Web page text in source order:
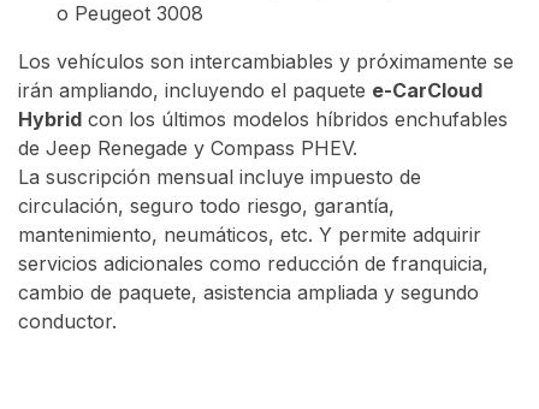
o Peugeot 3008
Los vehículos son intercambiables y próximamente se
irán ampliando, incluyendo el paquete e-CarCloud
Hybrid con los últimos modelos híbridos enchufables
de Jeep Renegade y Compass PHEV.
La suscripción mensual incluye impuesto de
circulación, seguro todo riesgo, garantía,
mantenimiento, neumáticos, etc. Y permite adquirir
servicios adicionales como reducción de franquicia,
cambio de paquete, asistencia ampliada y segundo
conductor.